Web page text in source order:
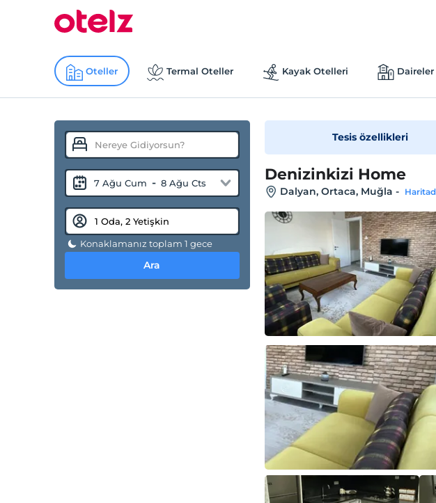
Oteller Termal Oteller Kayak Otelleri
7 Ağu Cum - 8 Ağu Cts
Konaklamanız toplam 1 gece
Ara
Tesis özellikleri
Denizinkizi Home
Dalyan, Ortaca, Muğla -